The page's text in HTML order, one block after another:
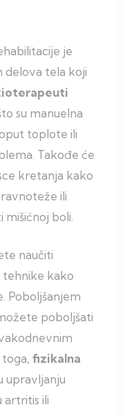
je
delova tela koji
su manuelna
toplote ili
Takođe će
kretanja kako
ili
boli.
naučiti
kako
Poboljšanjem
poboljšati
fizikalna
upravljanju
artritis ili